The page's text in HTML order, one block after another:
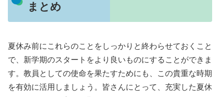
まとめ
夏休み前にこれらのことをしっかりと終わらせておくこと
で、新学期のスタートをより良いものにすることができま
す。教員としての使命を果たすためにも、この貴重な時期
を有効に活用しましょう。皆さんにとって、充実した夏休